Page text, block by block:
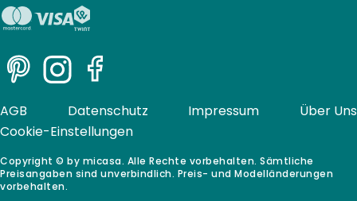
PinterestInstagramFacebook
Copyright © by micasa. Alle Rechte vorbehalten. Sämtliche
Preisangaben sind unverbindlich. Preis- und Modelländerungen
vorbehalten.
AGB Datenschutz Impressum
Über Uns
Cookie-Einstellungen